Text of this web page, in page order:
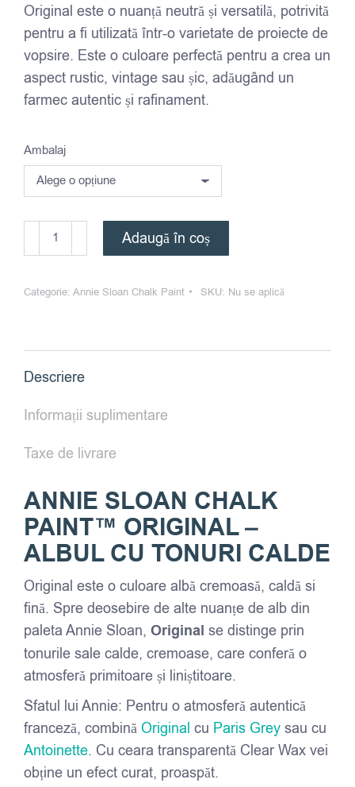
Original este o nuanță neutră și versatilă, potrivită
pentru a fi utilizată într-o varietate de proiecte de
vopsire. Este o culoare perfectă pentru a crea un
aspect rustic, vintage sau șic, adăugând un
farmec autentic și rafinament.
Ambalaj
Cantitate
Annie
Chalk
Adaugă în coș
Categorie: Annie Sloan Chalk Paint SKU: Nu se aplică
Descriere
Informații suplimentare
Taxe de livrare
ANNIE SLOAN CHALK
PAINT™ ORIGINAL –
ALBUL CU TONURI CALDE
Original este o culoare albă cremoasă, caldă si
fină. Spre deosebire de alte nuanțe de alb din
paleta Annie Sloan, Original se distinge prin
tonurile sale calde, cremoase, care conferă o
atmosferă primitoare și liniștitoare.
Sfatul lui Annie: Pentru o atmosferă autentică
franceză, combină Original cu Paris Grey sau cu
Antoinette. Cu ceara transparentă Clear Wax vei
obține un efect curat, proaspăt.